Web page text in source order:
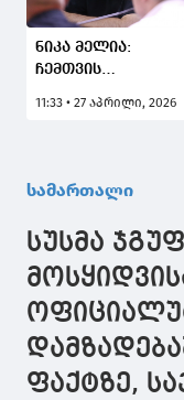
ნიკა მელია:
ჩემთვის
პირები რომლებიც
აღებაზე
ფიქრობენ, რომ
მოხვდნენ
ბრიუსელში და
არც ერთხელ
ზუგდიდში?!
სწორია - ათჯერ
ზუგდიდში,
საკმარისია -
11:33 • 27 აპრილი, 2026
სამართალი
სუსმა
ფაქტზე,